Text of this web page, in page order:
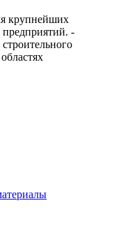
крупнейших
-